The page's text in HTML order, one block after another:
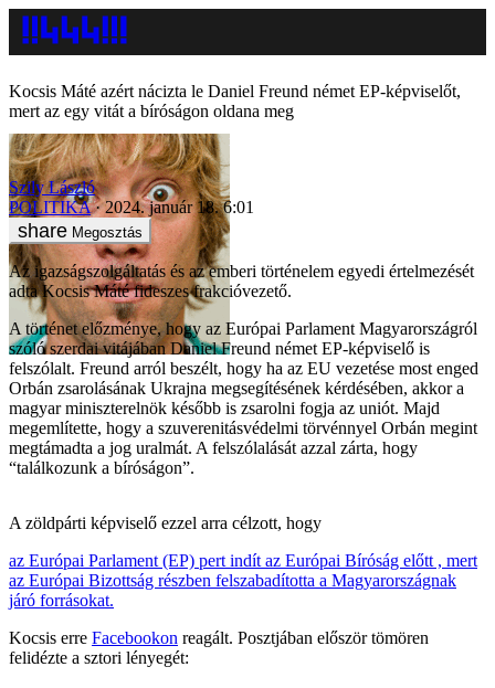
Kocsis Máté azért nácizta le Daniel Freund német EP-képviselőt,
mert az egy vitát a bíróságon oldana meg
Szily László
POLITIKA
2024. január 18. 6:01
Megosztás
Az igazságszolgáltatás és az emberi történelem egyedi értelmezését
adta Kocsis Máté fideszes frakcióvezető.
A történet előzménye, hogy az Európai Parlament Magyarországról
szóló szerdai vitájában Daniel Freund német EP-képviselő is
felszólalt. Freund arról beszélt, hogy ha az EU vezetése most enged
Orbán zsarolásának Ukrajna megsegítésének kérdésében, akkor a
magyar miniszterelnök később is zsarolni fogja az uniót. Majd
megemlítette, hogy a szuverenitásvédelmi törvénnyel Orbán megint
megtámadta a jog uralmát. A felszólalását azzal zárta, hogy
“találkozunk a bíróságon”.
A zöldpárti képviselő ezzel arra célzott, hogy
az Európai Parlament (EP) pert indít az Európai Bíróság előtt , mert
az Európai Bizottság részben felszabadította a Magyarországnak
járó forrásokat.
Kocsis erre Facebookon reagált. Posztjában először tömören
felidézte a sztori lényegét: